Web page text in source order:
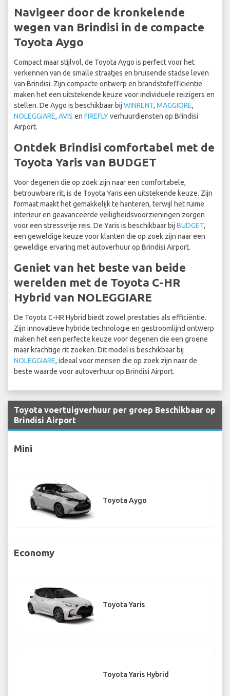
Navigeer door de kronkelende
wegen van Brindisi in de compacte
Toyota Aygo
Compact maar stijlvol, de Toyota Aygo is perfect voor het
verkennen van de smalle straatjes en bruisende stadse leven
van Brindisi. Zijn compacte ontwerp en brandstofefficiëntie
maken het een uitstekende keuze voor individuele reizigers en
stellen. De Aygo is beschikbaar bij WINRENT, MAGGIORE,
NOLEGGIARE, AVIS en FIREFLYverhuurdiensten op Brindisi
Airport.
Ontdek Brindisi comfortabel met de
Toyota Yaris van BUDGET
Voor degenen die op zoek zijn naar een comfortabele,
betrouwbare rit, is de Toyota Yaris een uitstekende keuze. Zijn
formaat maakt het gemakkelijk te hanteren, terwijl het ruime
interieur en geavanceerde veiligheidsvoorzieningen zorgen
voor een stressvrije reis. De Yaris is beschikbaar bij BUDGET,
een geweldige keuze voor klanten die op zoek zijn naar een
geweldige ervaring met autoverhuur op Brindisi Airport.
Geniet van het beste van beide
werelden met de Toyota C-HR
Hybrid van NOLEGGIARE
De Toyota C-HR Hybrid biedt zowel prestaties als efficiëntie.
Zijn innovatieve hybride technologie en gestroomlijnd ontwerp
maken het een perfecte keuze voor degenen die een groene
maar krachtige rit zoeken. Dit model is beschikbaar bij
NOLEGGIARE, ideaal voor mensen die op zoek zijn naar de
beste waarde voor autoverhuur op Brindisi Airport.
Toyota voertuigverhuur per groep Beschikbaar op
Brindisi Airport
Mini
Toyota Aygo
Economy
Toyota Yaris
Toyota Yaris Hybrid